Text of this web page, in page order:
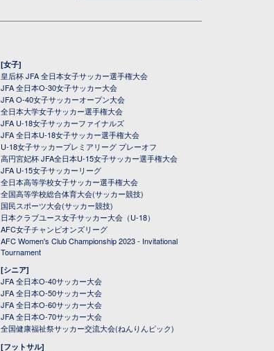
[女子]
皇后杯 JFA 全日本女子サッカー選手権大会
JFA 全日本O-30女子サッカー大会
JFA O-40女子サッカーオープン大会
全日本大学女子サッカー選手権大会
JFA U-18女子サッカーファイナルズ
JFA 全日本U-18女子サッカー選手権大会
U-18女子サッカープレミアリーグ プレーオフ
高円宮妃杯 JFA全日本U-15女子サッカー選手権大会
JFA U-15女子サッカーリーグ
全日本高等学校女子サッカー選手権大会
全国高等学校総合体育大会(サッカー競技)
国民スポーツ大会(サッカー競技)
日本クラブユース女子サッカー大会（U-18）
AFC女子チャンピオンズリーグ
AFC Women's Club Championship 2023 - Invitational
Tournament
[シニア]
JFA 全日本O-40サッカー大会
JFA 全日本O-50サッカー大会
JFA 全日本O-60サッカー大会
JFA 全日本O-70サッカー大会
全国健康福祉祭サッカー交流大会(ねんりんピック)
[フットサル]